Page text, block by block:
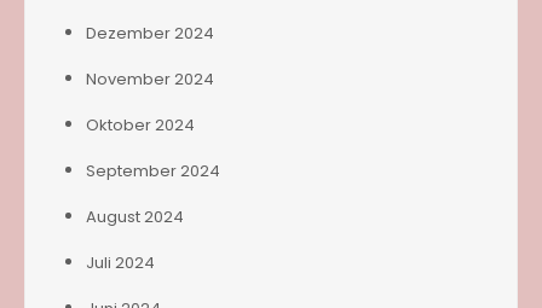
Dezember 2024
November 2024
Oktober 2024
September 2024
August 2024
Juli 2024